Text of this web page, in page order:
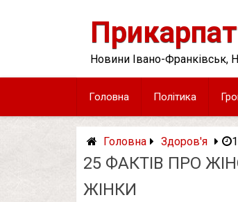
Новини Івано-Франківськ,
Головна Політика
Головна Здоров'я
25 ФАКТІВ ПРО
ЖІНКИ